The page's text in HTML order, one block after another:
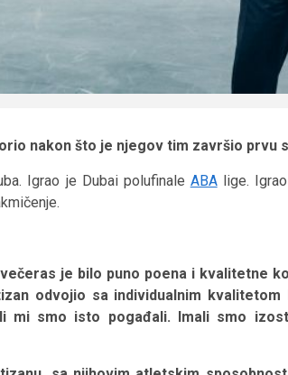
nakon što je njegov tim završio prvu
Igrao je Dubai polufinale ABAlige. Igrao
je bilo puno poena i kvalitetne
odvojio sa individualnim
mi smo isto pogađali. Imali smo